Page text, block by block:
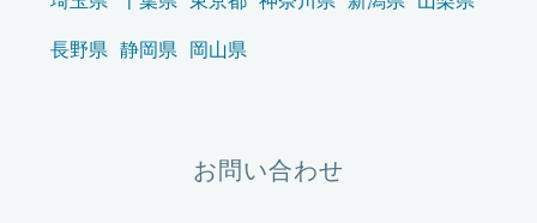
長野県 静岡県 岡山県
お問い合わせ